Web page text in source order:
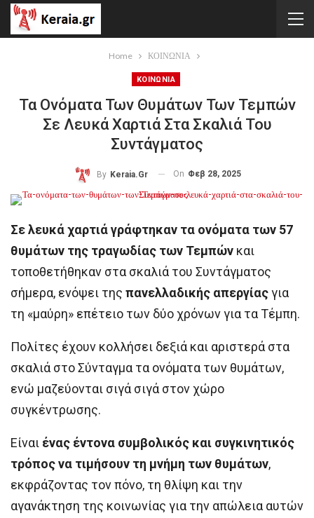
Home ΚΟΙΝΩΝΙΑ
ΚΟΙΝΩΝΙΑ
Τα Ονόματα Των Θυμάτων Των Τεμπών
Σε Λευκά Χαρτιά Στα Σκαλιά Του
Συντάγματος
By Keraia.gr On Φεβ 28, 2025
Σε λευκά χαρτιά γράφτηκαν τα ονόματα των 57
θυμάτων της τραγωδίας των Τεμπών και
τοποθετήθηκαν στα σκαλιά του Συντάγματος
σήμερα, ενόψει της πανελλαδικής απεργίαςγια
τη «μαύρη» επέτειο των δύο χρόνων για τα Τέμπη.
Πολίτες έχουν κολλήσει δεξιά και αριστερά στα
σκαλιά στο Σύνταγμα τα ονόματα των θυμάτων,
ενώ μαζεύονται σιγά σιγά στον χώρο
συγκέντρωσης.
Είναι ένας έντονα συμβολικός και συγκινητικός
τρόπος να τιμήσουν τη μνήμη των θυμάτων,
εκφράζοντας τον πόνο, τη θλίψη και την
αγανάκτηση της κοινωνίας για την απώλεια αυτών